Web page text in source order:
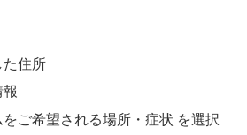
た住所
ご希望される場所・症状 を選択